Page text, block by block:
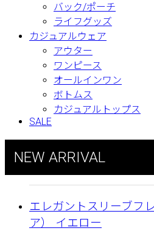
バック/ポーチ
ライフグッズ
カジュアルウェア
アウター
ワンピース
オールインワン
ボトムス
カジュアルトップス
SALE
NEW ARRIVAL
エレガントスリーブフ
ア） イエロー